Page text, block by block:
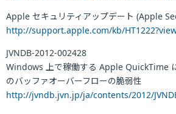
Apple セキュリティアップデート (Apple
http://support.apple.com/kb/
JVNDB-2012-002428
Windows 上で稼働する Apple QuickTime
のバッファオーバーフローの脆弱性
http://jvndb.jvn.jp/ja/contents/2012/